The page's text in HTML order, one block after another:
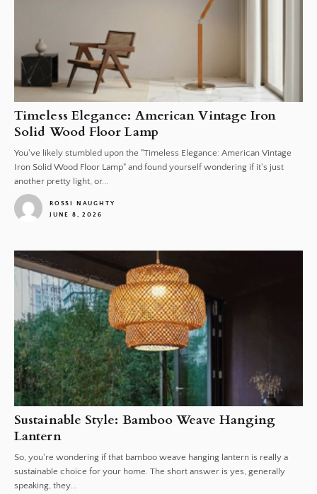
Timeless Elegance: American Vintage Iron
Solid Wood Floor Lamp
You've likely stumbled upon the "Timeless Elegance: American Vintage
Iron Solid Wood Floor Lamp" and found yourself wondering if it's just
another pretty light, or...
ROSSI NAUGHTY
JUNE 8, 2026
Sustainable Style: Bamboo Weave Hanging
Lantern
So, you're wondering if that bamboo weave hanging lantern is really a
sustainable choice for your home. The short answer is yes, generally
speaking, they...